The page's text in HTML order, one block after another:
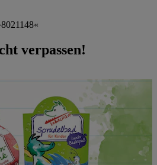
verpassen!